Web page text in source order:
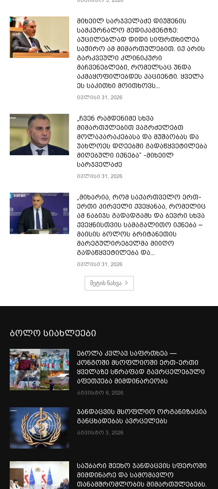
მიხეილ სარჯველაძე დიუშენის
სამკურნალო მედიკამენტზე:
აუცილებლად დიდი სიფრთხილეა
საჭირო ამ მიმართულებით. იქ არის
გარკვეული კლინიკური
მაჩვენებლები, რომელსაც უნდა
აკმაყოფილებდეს პაციენტი. ყველა
ეს საკითხი მოითხოვს...
ივლისი 31, 2026
„ჩვენ რამდენიმე სხვა
მიმართულებით ვაგრძელებთ
მოლაპარაკებასა და მუშაობას და
უახლოეს დღეებში გადაწყვეტილება
მიღებული იქნება“ -მიხეილ
სარჯველაძე
ივლისი 31, 2026
„მიხარია, რომ საქართველო ერთ-
ერთი პირველი ქვეყანაა, რომელიც
ამ ნაბიჯს გადადგამს და ბევრი სხვა
ქვეყნისთვის სამაგალითო იქნება –
მაისის ბოლოს ბრიტანეთის
მარეგულირებელმა მიიღო
გადაწყვეტილება და...
ივლისი 31, 2026
მეტის ნახვა
ბოლო სიახლეები
ებოლა კვლავ საფრთხეა —
კონგოში მსოფლიოში ერთ-ერთი
ყველაზე სწრაფად გავრცელებული
აფეთქება მიმდინარეობს
აგვისტო 6, 2026
ჯანდაცვის მსოფლიო ორგანიზაცია
განცხადებას ავრცელებს
აგვისტო 3, 2026
საუბარი შეეხო ჯანდაცვის სფეროში
მიმდინარე და სამომავლო
თანამშრომლობის მიმართულებებს.